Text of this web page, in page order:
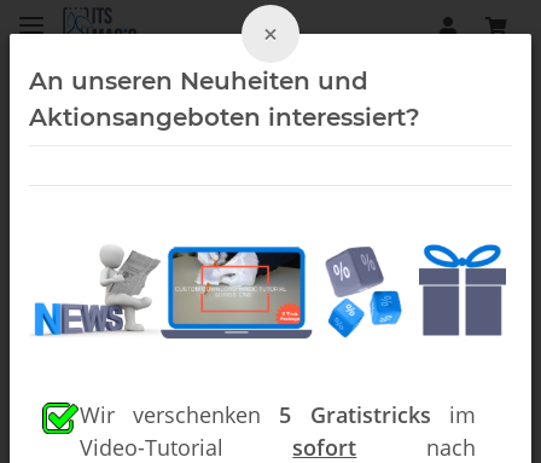
Close-Up (Downloads)
×
An unseren Neuheiten und
Aktionsangeboten interessiert?
Wir verschenken 5 Gratistricks im
Video-Tutorial sofort nach